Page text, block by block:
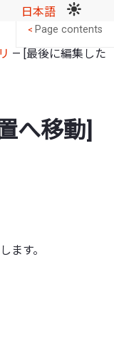
日本語
— [最後に編集した
へ移動]
ます。
< Page contents